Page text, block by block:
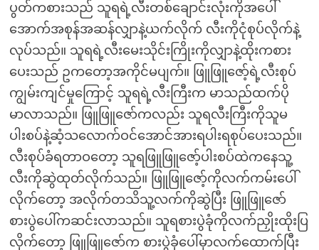
ပွတ်ကစားသည် သူရရဲ့လီးတစ်ချောင်းလုံးကိုအပေါ်
အောက်အစုန်အဆန်လျှာနဲ့ယက်လိုက် လီးကိုငုံစုပ်လိုက်နဲ့
လုပ်သည်။ သူရရဲ့လီးမေးသိုင်းကြိုးကိုလျှာနဲ့ထိုးကစား
ပေးသည် ဥကတော့အကိုင်မပျက်။ ဖြူဖြူဇော့်ရဲ့လီးစုပ်
ကျွမ်းကျင်မှုကြောင့် သူရရဲ့လီးကြီးက မာသည်ထက်ပို
မာလာသည်။ ဖြူဖြူဇော်ကလည်း သူရလီးကြီးကိုသူမ
ပါးစပ်နဲ့ဆံ့သလောက်ဝင်အောင်အားရပါးရစုပ်ပေးသည်။
လီးစုပ်ခံရတာဝတော့ သူရဖြူဖြူဇော့်ပါးစပ်ထဲကနေသူ့
လီးကိုဆွဲထုတ်လိုက်သည်။ ဖြူဖြူဇော့်ကိုလက်ကမ်းပေါ်
လိုက်တော့ အလိုက်တသိသူ့လက်ကိုဆွဲပြီး ဖြူဖြူဇော်
စားပွဲပေါ်ကဆင်းလာသည်။ သူရစားပွဲခုံကိုလက်ညှိုးထိုးပြ
လိုက်တော့ ဖြူဖြူဇော်က စားပွဲခုံပေါ်မှာလက်ထောက်ပြီး